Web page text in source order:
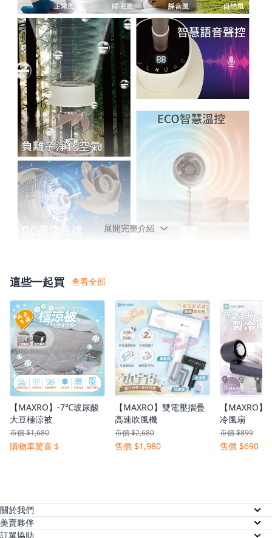
展開完整介紹
這些一起買 查看全部
【MAXRO】-7℃玻尿酸
大豆極涼被
市價 $1,680
購物車驚喜＄
【MAXRO】雙電壓摺疊
高速吹風機
市價 $2,680
售價 $1,980
【MAXRO
冷風扇
市價 $899
售價 $690
關於我們
關於美賣
美賣夥伴
供應商註冊
訂單協助